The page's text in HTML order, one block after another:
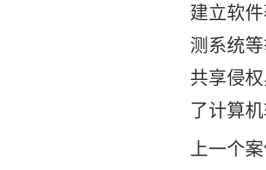
建立软
测系统
共享侵
了计算
上一个